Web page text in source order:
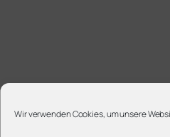
Wir verwenden Cookies, um unsere